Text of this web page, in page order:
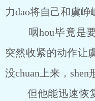
力dao将自己和虞峥
咽hou毕竟是要
突然收紧的动作让
没chuan上来，shen
但他能迅速恢复